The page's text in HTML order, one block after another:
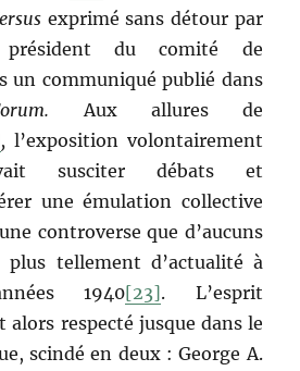
exprimé sans détour par
président du comité de
un communiqué publié dans
Aux allures de
, l’exposition volontairement
susciter débats et
une émulation collective
controverse que d’aucuns
plus tellement d’actualité à
1940[23]. L’esprit
alors respecté jusque dans le
scindé en deux : George A.